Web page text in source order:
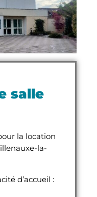
salle
la location
la-
d’accueil :